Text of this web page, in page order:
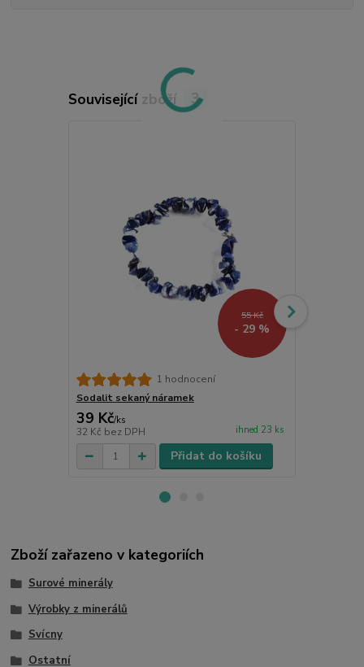
Související zboží 3
55 Kč
- 29 %
1 hodnocení
Sodalit sekaný náramek
39 Kč/ks
32 Kč bez DPH ihned 23 ks
Přidat do košíku
Zboží zařazeno v kategoriích
Surové minerály
Výrobky z minerálů
Svícny
Ostatní